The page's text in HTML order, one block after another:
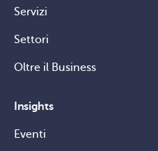
Servizi
Settori
Oltre il Business
Insights
Eventi